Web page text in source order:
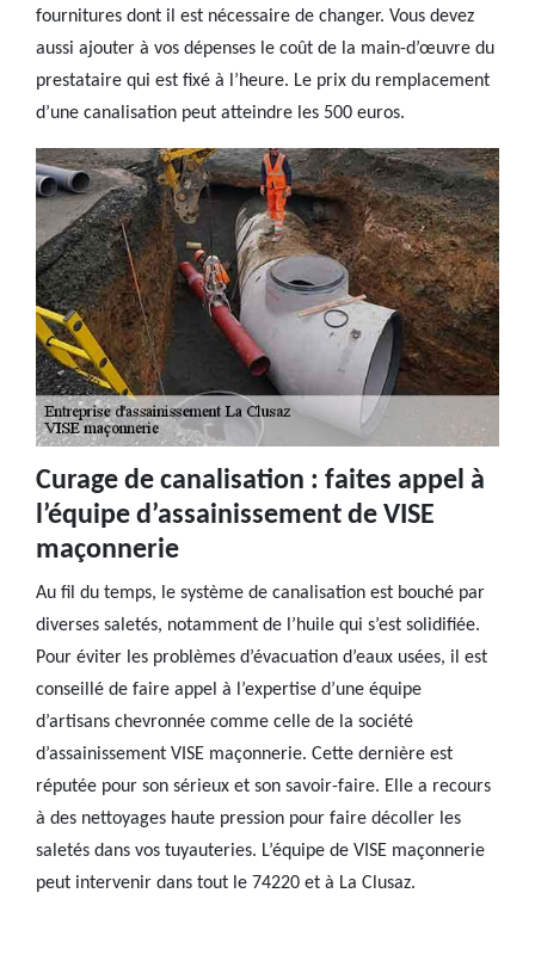
fournitures dont il est nécessaire de changer. Vous devez
aussi ajouter à vos dépenses le coût de la main-d’œuvre du
prestataire qui est fixé à l’heure. Le prix du remplacement
d’une canalisation peut atteindre les 500 euros.
Curage de canalisation : faites appel à
l’équipe d’assainissement de VISE
maçonnerie
Au fil du temps, le système de canalisation est bouché par
diverses saletés, notamment de l’huile qui s’est solidifiée.
Pour éviter les problèmes d’évacuation d’eaux usées, il est
conseillé de faire appel à l’expertise d’une équipe
d’artisans chevronnée comme celle de la société
d’assainissement VISE maçonnerie. Cette dernière est
réputée pour son sérieux et son savoir-faire. Elle a recours
à des nettoyages haute pression pour faire décoller les
saletés dans vos tuyauteries. L’équipe de VISE maçonnerie
peut intervenir dans tout le 74220 et à La Clusaz.